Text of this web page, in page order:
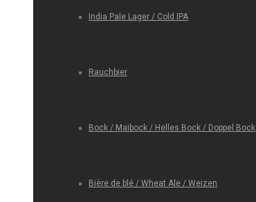
India Pale Lager / Cold IPA
Rauchbier
Bock / Maibock / Helles Bock / Doppel Bock
Bière de blé / Wheat Ale / Weizen